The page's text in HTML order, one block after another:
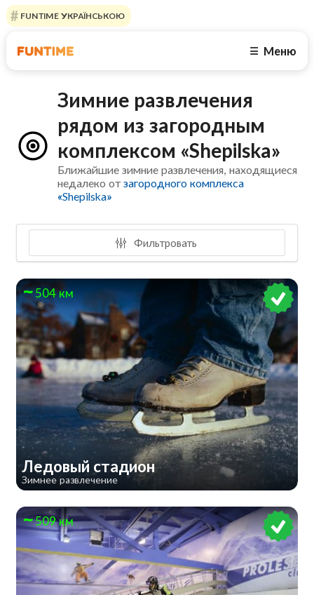
FUNTIME УКРАЇНСЬКОЮ
☰ Меню
Зимние развлечения
рядом из загородным
комплексом «Shepilska»
Ближайшие зимние развлечения, находящиеся
недалеко отзагородного комплекса
«Shepilska»
Фильтровать
504 км
​Ледовый стадион
Зимнее развлечение
509 км